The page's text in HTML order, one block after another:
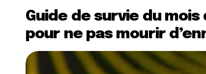
Guide de survie du
pour ne pas mourir